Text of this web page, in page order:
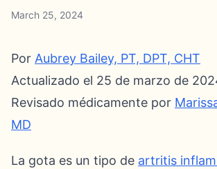
March 25, 2024
Por Aubrey Bailey, PT, DPT, CHT
Actualizado el 25 de marzo de
Revisado médicamente por
MD
La gota es un tipo de artritis